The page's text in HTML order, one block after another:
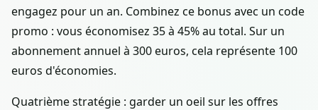
engagez pour un an. Combinez ce bonus avec un code
promo : vous économisez 35 à 45% au total. Sur un
abonnement annuel à 300 euros, cela représente 100
euros d'économies.
Quatrième stratégie : garder un oeil sur les offres